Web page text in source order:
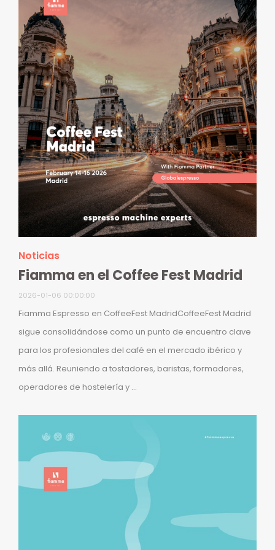
Noticias
Fiamma en el Coffee Fest Madrid
2026-01-06 00:00:00
Fiamma Espresso en CoffeeFest MadridCoffeeFest Madrid
sigue consolidándose como un punto de encuentro clave
para los profesionales del café en el mercado ibérico y
más allá. Reuniendo a tostadores, baristas, formadores,
operadores de hostelería y ...